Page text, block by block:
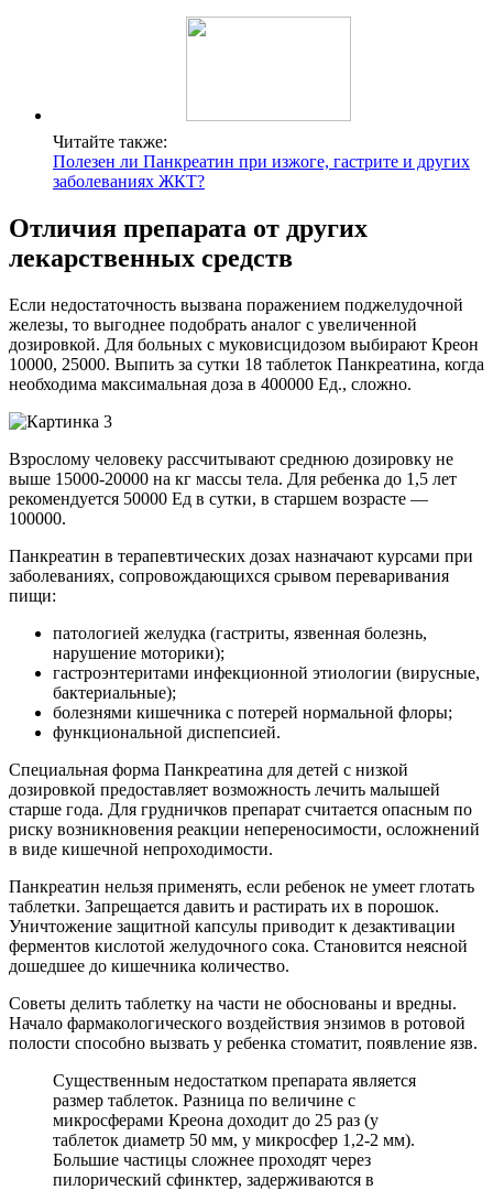
Читайте также:
Полезен ли Панкреатин при изжоге, гастрите и других
заболеваниях ЖКТ?
Отличия препарата от других
лекарственных средств
Если недостаточность вызвана поражением поджелудочной
железы, то выгоднее подобрать аналог с увеличенной
дозировкой. Для больных с муковисцидозом выбирают Креон
10000, 25000. Выпить за сутки 18 таблеток Панкреатина, когда
необходима максимальная доза в 400000 Ед., сложно.
Взрослому человеку рассчитывают среднюю дозировку не
выше 15000-20000 на кг массы тела. Для ребенка до 1,5 лет
рекомендуется 50000 Ед в сутки, в старшем возрасте —
100000.
Панкреатин в терапевтических дозах назначают курсами при
заболеваниях, сопровождающихся срывом переваривания
пищи:
патологией желудка (гастриты, язвенная болезнь,
нарушение моторики);
гастроэнтеритами инфекционной этиологии (вирусные,
бактериальные);
болезнями кишечника с потерей нормальной флоры;
функциональной диспепсией.
Специальная форма Панкреатина для детей с низкой
дозировкой предоставляет возможность лечить малышей
старше года. Для грудничков препарат считается опасным по
риску возникновения реакции непереносимости, осложнений
в виде кишечной непроходимости.
Панкреатин нельзя применять, если ребенок не умеет глотать
таблетки. Запрещается давить и растирать их в порошок.
Уничтожение защитной капсулы приводит к дезактивации
ферментов кислотой желудочного сока. Становится неясной
дошедшее до кишечника количество.
Советы делить таблетку на части не обоснованы и вредны.
Начало фармакологического воздействия энзимов в ротовой
полости способно вызвать у ребенка стоматит, появление язв.
Существенным недостатком препарата является
размер таблеток. Разница по величине с
микросферами Креона доходит до 25 раз (у
таблеток диаметр 50 мм, у микросфер 1,2-2 мм).
Большие частицы сложнее проходят через
пилорический сфинктер, задерживаются в